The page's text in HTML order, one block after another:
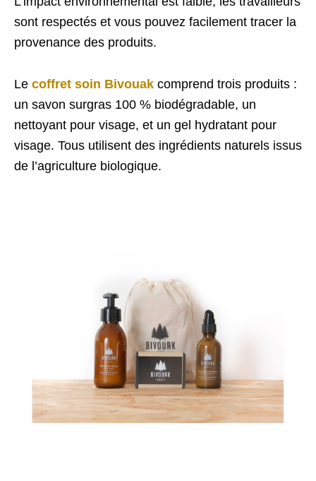
sont respectés et vous pouvez facilement tracer la
provenance des produits.
Le coffret soin Bivouak comprend trois produits :
un savon surgras 100 % biodégradable, un
nettoyant pour visage, et un gel hydratant pour
visage. Tous utilisent des ingrédients naturels issus
de l’agriculture biologique.